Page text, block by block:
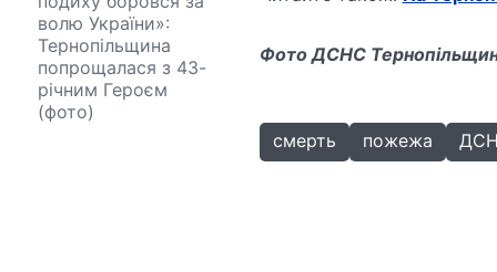
волю України»:
Тернопільщина
попрощалася з 43-
річним Героєм
(фото)
Фото ДСНС
смерть пожежа